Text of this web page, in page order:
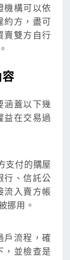
機構可以依
方，盡可
賣雙方自行
涵蓋以下幾
益在交易過
支付的購屋
行、信託公
流入賣方帳
挪用。
戶流程，確
，並檢查是